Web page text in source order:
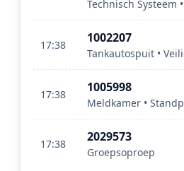
Technisch Systeem
17:38 1002207
Tankautospuit •
17:38 1005998
Meldkamer •
17:38 2029573
Groepsoproep